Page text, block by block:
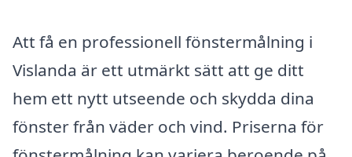
Att få en professionell fönstermålning i
Vislanda är ett utmärkt sätt att ge ditt
hem ett nytt utseende och skydda dina
fönster från väder och vind. Priserna för